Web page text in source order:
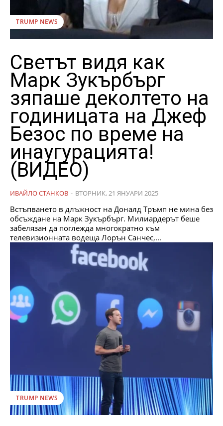
TRUMP NEWS
Светът видя как
Марк Зукърбърг
зяпаше деколтето на
годиницата на Джеф
Безос по време на
инаугурацията!
(ВИДЕО)
ИВАЙЛО СТАНКОВ - ВТОРНИК, 21 ЯНУАРИ 2025
Встъпването в длъжност на Доналд Тръмп не мина без
обсъждане на Марк Зукърбърг. Милиардерът беше
забелязан да поглежда многократно към
телевизионната водеща Лорън Санчес,...
TRUMP NEWS